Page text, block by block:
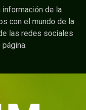
de la
con el mundo de la
las redes sociales